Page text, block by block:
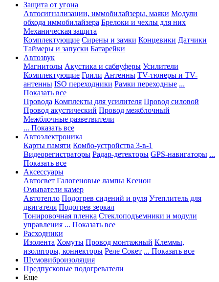
Защита от угона
Автосигнализации, иммобилайзеры, маяки Модули
обхода иммобилайзера Брелоки и чехлы для них
Механическая защита
Комплектующие Сирены и замки Концевики Датчики
Таймеры и запуски Батарейки
Автозвук
Магнитолы Акустика и сабвуферы Усилители
Комплектующие Грили Антенны TV-тюнеры и TV-
антенны ISO переходники Рамки переходные ...
Показать все
Провода Комплекты для усилителя Провод силовой
Провод акустический Провод межблочный
Межблочные разветвители
... Показать все
Автоэлектроника
Карты памяти Комбо-устройства 3-в-1
Видеорегистраторы Радар-детекторы GPS-навигаторы ...
Показать все
Аксессуары
Автосвет Галогеновые лампы Ксенон
Омыватели камер
Автотепло Подогрев сидений и руля Утеплитель для
двигателя Подогрев зеркал
Тонировочная пленка Стеклоподъемники и модули
управления ... Показать все
Расходники
Изолента Хомуты Провод монтажный Клеммы,
изоляторы, коннекторы Реле Сокет ... Показать все
Шумовиброизоляция
Предпусковые подогреватели
Еще